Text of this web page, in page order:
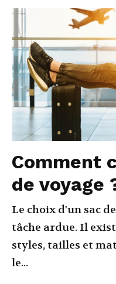
Comment
de voyage
Le choix d'un sac
tâche ardue. Il
styles, tailles et
le...